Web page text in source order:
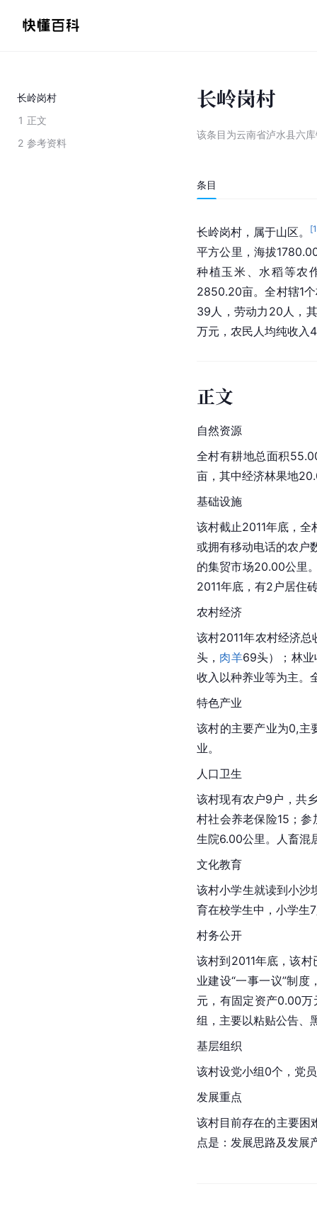
长岭岗村
1 正文
2 参考资料
长岭岗村
该条目为云南省泸水县六
条目
长岭岗村，属于山区。 [1
平方公里，海拔
种植玉米、水稻等农
2850.20亩。全村辖1
39人，劳动力20人，
万元，农民人均纯收入
正文
自然资源
全村有耕地总面积
亩，其中经济林果地
基础设施
该村截止2011年底，
或拥有移动电话的农户
的集贸市场20.00公里
2011年底，有2户居住
农村经济
该村2011年农村经济
头， 肉羊69头）；林
收入以种养业等为主。
特色产业
该村的主要产业为0,主
业。
人口卫生
该村现有农户9户，共
村社会养老保险15；
生院6.00公里。人畜混
文化教育
该村小学生就读到小沙
育在校学生中，小学生
村务公开
该村到2011年底，该
业建设“一事一议”制
元，有固定资产0.00
组，主要以粘贴公告、
基层组织
该村设党小组0个，党
发展重点
该村目前存在的主要困
点是：发展思路及发展